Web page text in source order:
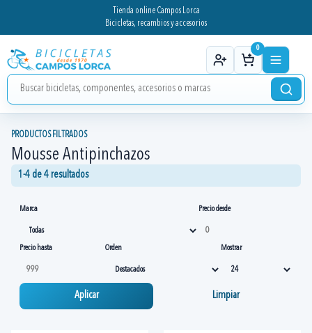
Tienda online Campos Lorca
Bicicletas, recambios y accesorios
0
PRODUCTOS FILTRADOS
Mousse Antipinchazos
1-4 de 4 resultados
Marca Precio desde
Precio hasta Orden Mostrar
Aplicar Limpiar